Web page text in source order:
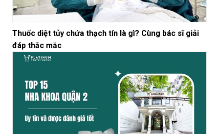
Thuốc diệt tủy chứa thạch tín là gì? Cùng bác sĩ giải
đáp thắc mắc